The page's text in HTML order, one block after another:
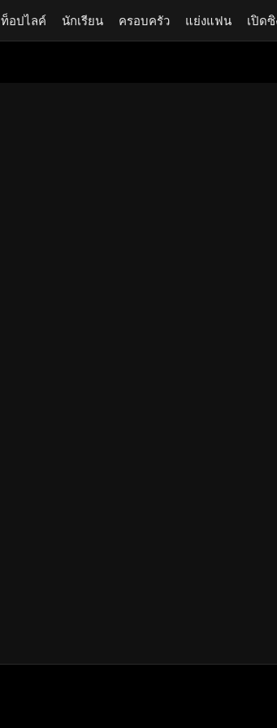
ท็อปไลค์ นักเรียน ครอบครัว แย่งแฟน เปิด